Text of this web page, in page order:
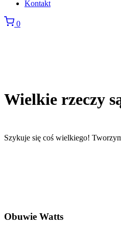
Kontakt
0
Wielkie rzeczy
Szykuje się coś wielkiego!
Obuwie Watts